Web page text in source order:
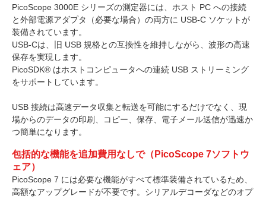
PicoScope 3000E シリーズの測定器には、ホスト PC への接続
と外部電源アダプタ（必要な場合）の両方に USB-C ソケットが
装備されています。
USB-Cは、旧 USB 規格との互換性を維持しながら、波形の高速
保存を実現します。
PicoSDK® はホストコンピュータへの連続 USB ストリーミング
をサポートしています。
USB 接続は高速データ収集と転送を可能にするだけでなく、現
場からのデータの印刷、コピー、保存、電子メール送信が迅速か
つ簡単になります。
包括的な機能を追加費用なしで（PicoScope 7ソフトウ
ェア）
PicoScope 7 には必要な機能がすべて標準装備されているため、
高額なアップグレードが不要です。シリアルデコーダなどのオプ